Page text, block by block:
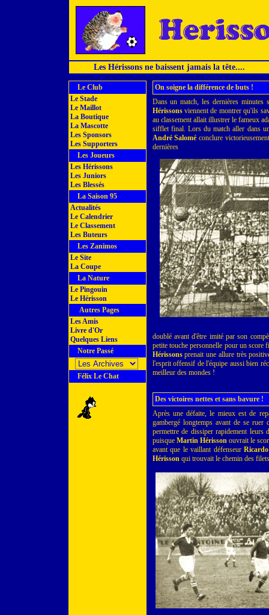
Les Hérissons ne baissent jamais la tête....
Le Club
Le Stade
Le Maillot
La Boutique
La Mascotte
Les Sponsors
Les Supporters
Les Joueurs
Les Hérissons
Les Juniors
Les Blessés
La Saison 95
Actualités
Le Calendrier
Le Classement
Les Buteurs
Les Zanimos
Le Site
La Coupe
La Nature
Le Pingouin
Le Hérisson
Autres Pages
Les Amis
Livre d'Or
Quelques Liens
Notre Passé
Félix Le Chat
On soigne la différence de buts !
Dans un match, les dernières minutes
Hérissonsviennent de montrer qu'ils
au classement allait illustrer le fameux
sifflet final. Lors du match aller dans
André Salomé conclure
dernières
doublé avant d'être imité par son
petite touche personnelle pour un score
Hérissonsprenait une allure très
l'esprit offensif de l'équipe aussi bien
meilleur des mondes !
Des victoires nettes et sans bavure !
Après une défaite, le mieux est de
gambergé longtemps avant de se
permettre de dissiper rapidement leurs
puisque Martin Hérissonouvrait le
avant que le vaillant défenseur
Hérissonqui trouvait le chemin des